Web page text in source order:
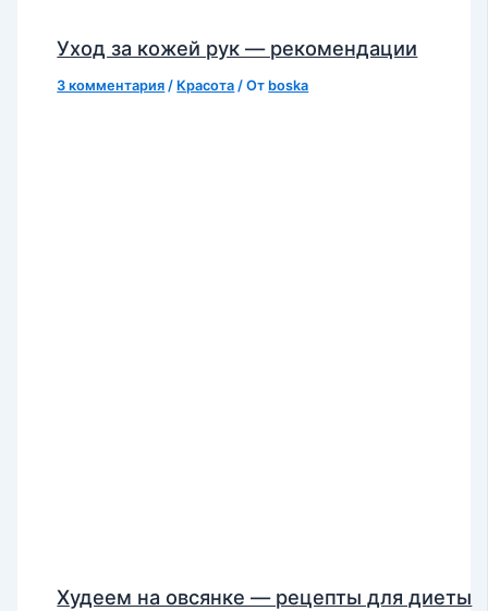
Уход за кожей рук — рекомендации
3 комментария / Красота / От boska
Худеем на овсянке — рецепты для диеты